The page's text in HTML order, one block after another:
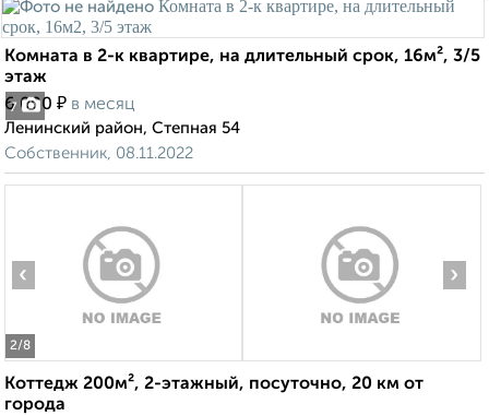
7
Комната в 2-к квартире, на длительный срок, 16м², 3/5
этаж
6 000 ₽ в месяц
Ленинский район, Степная 54
Собственник, 08.11.2022
2/8
‹ ›
Коттедж 200м², 2-этажный, посуточно, 20 км от
города